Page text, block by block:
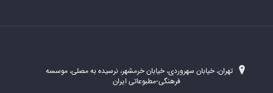
تهران، خیابان سهروردی، خیابان خرمشهر، نرسیده به مصلی، موسسه
فرهنگی-مطبوعاتی ایران